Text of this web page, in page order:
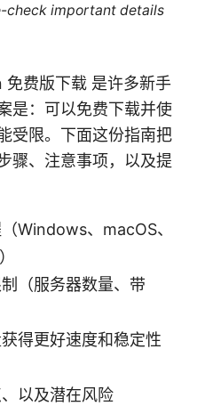
check important details
费版下载 是许多新手
是：可以免费下载并使
受限。下面这份指南把
骤、注意事项，以及提
Windows、macOS、
（服务器数量、带
得更好速度和稳定性
以及潜在风险